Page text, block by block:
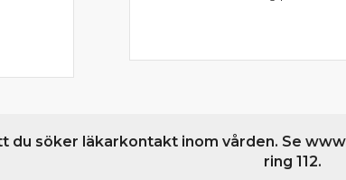
du söker läkarkontakt inom vården. Se
ring 112.